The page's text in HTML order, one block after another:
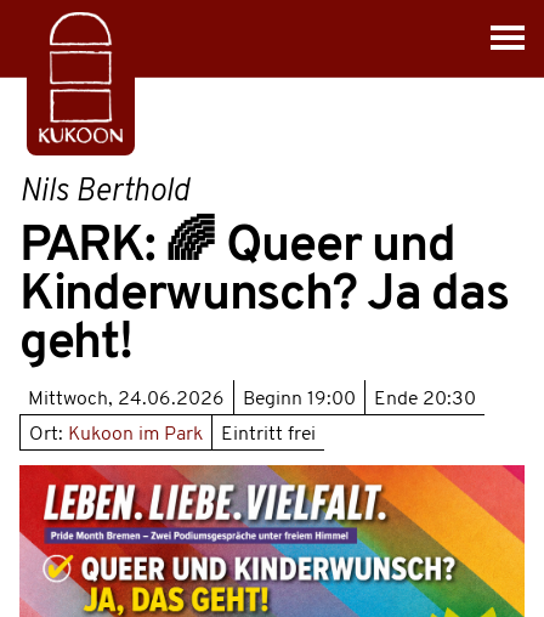
Nils Berthold
PARK: 🌈 Queer und
Kinderwunsch? Ja das
geht!
Mittwoch, 24.06.2026 Beginn 19:00 Ende 20:30
Ort: Kukoon im Park Eintritt frei